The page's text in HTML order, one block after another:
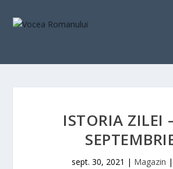
ISTORIA ZILEI
sept. 30, 2021 | Magazin |